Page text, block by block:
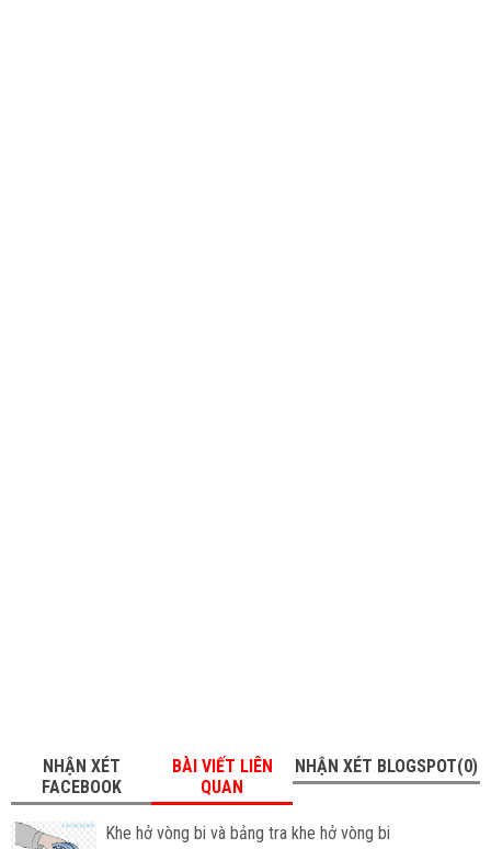
NHẬN XÉT
FACEBOOK
BÀI VIẾT LIÊN
QUAN
NHẬN XÉT BLOGSPOT(0)
Khe hở vòng bi và bảng tra khe hở vòng bi